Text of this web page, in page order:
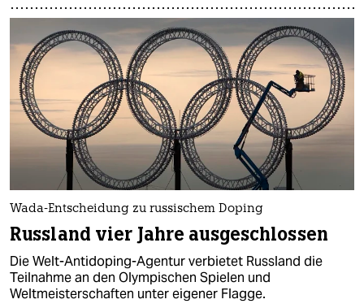
Wada-Entscheidung zu russischem Doping
Russland vier Jahre ausgeschlossen
Die Welt-Antidoping-Agentur verbietet Russland die
Teilnahme an den Olympischen Spielen und
Weltmeisterschaften unter eigener Flagge.